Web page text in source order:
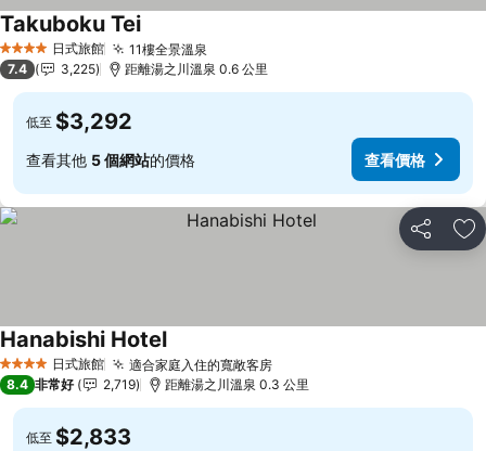
4 星級 日式旅館 11樓全景溫泉
Takuboku Tei
7.4 3,225 距離湯之川溫泉 0.6 公里
低至 $3,292
查看其他 5 個網站的價格 查看價格
分享 加
4 星級 日式旅館 適合家庭入住的寬敞客房
Hanabishi Hotel
8.4 非常好 2,719 距離湯之川溫泉 0.3 公里
低至 $2,833